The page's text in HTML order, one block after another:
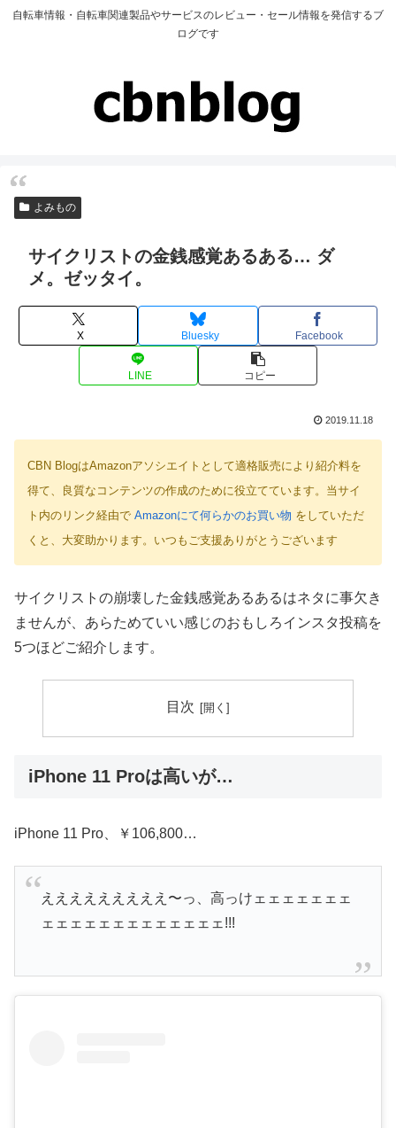
自転車情報・自転車関連製品やサービスのレビュー・セール情報を発信するブ
ログです
よみもの
サイクリストの金銭感覚あるある… ダ
メ。ゼッタイ。
X Bluesky Facebook
LINE コピー
2019.11.18
CBN BlogはAmazonアソシエイトとして適格販売により紹介料を
得て、良質なコンテンツの作成のために役立てています。当サイ
ト内のリンク経由で Amazonにて何らかのお買い物 をしていただ
くと、大変助かります。いつもご支援ありがとうございます
サイクリストの崩壊した金銭感覚あるあるはネタに事欠き
ませんが、あらためていい感じのおもしろインスタ投稿を
5つほどご紹介します。
目次
iPhone 11 Proは高いが…
iPhone 11 Pro、￥106,800…
えええええええええ〜っ、高っけェェェェェェェ
ェェェェェェェェェェェェェ!!!